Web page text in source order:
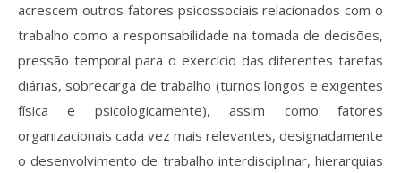
acrescem outros fatores psicossociais relacionados com o
trabalho como a responsabilidade na tomada de decisões,
pressão temporal para o exercício das diferentes tarefas
diárias, sobrecarga de trabalho (turnos longos e exigentes
física e psicologicamente), assim como fatores
organizacionais cada vez mais relevantes, designadamente
o desenvolvimento de trabalho interdisciplinar, hierarquias